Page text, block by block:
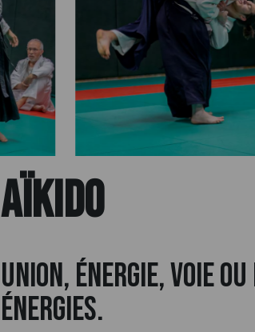
AÏKIDO
Union, énergie, voie
énergies.